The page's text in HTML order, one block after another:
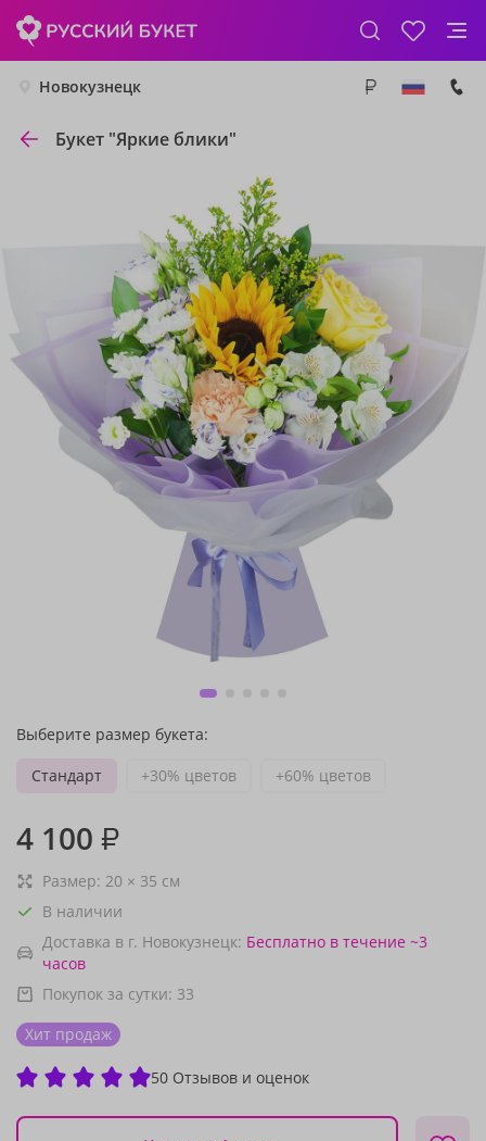
Новокузнецк
Букет "Яркие блики"
Выберите размер букета:
Стандарт
+30% цветов +60% цветов
4 100 ₽
Размер: 20 × 35 см
В наличии
Доставка в г. Новокузнецк: Бесплатно в течение ~3
часов
Покупок за сутки: 33
Хит продаж
50 Отзывов и оценок